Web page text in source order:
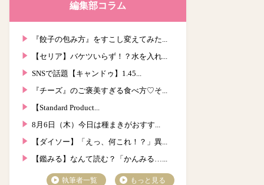
編集部コラム
『餃子の包み方』をすこし変えてみた...
【セリア】バケツいらず！？水を入れ...
SNSで話題【キャンドゥ】1.45...
『チーズ』のご褒美すぎる食べ方♡そ...
【Standard Product...
8月6日（木）今日は種まきがおすす...
【ダイソー】「えっ、何これ！？」異...
【鑑みる】なんて読む？「かんみる…...
執筆者一覧 もっと見る